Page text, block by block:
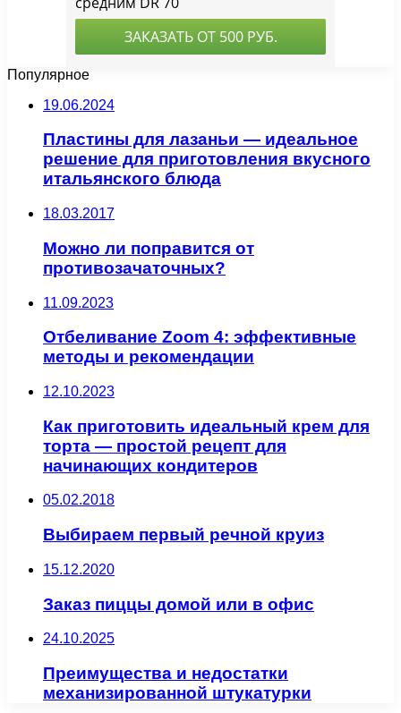
Популярное
19.06.2024
Пластины для лазаньи — идеальное
решение для приготовления вкусного
итальянского блюда
18.03.2017
Можно ли поправится от
противозачаточных?
11.09.2023
Отбеливание Zoom 4: эффективные
методы и рекомендации
12.10.2023
Как приготовить идеальный крем для
торта — простой рецепт для
начинающих кондитеров
05.02.2018
Выбираем первый речной круиз
15.12.2020
Заказ пиццы домой или в офис
24.10.2025
Преимущества и недостатки
механизированной штукатурки